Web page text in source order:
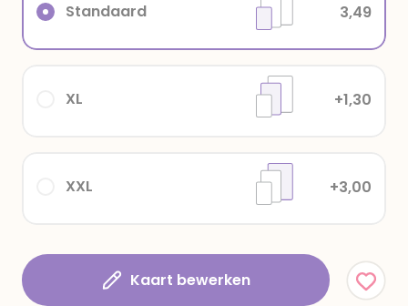
XXL +3,00
XL +1,30
Standaard 3,49
Kaart bewerken